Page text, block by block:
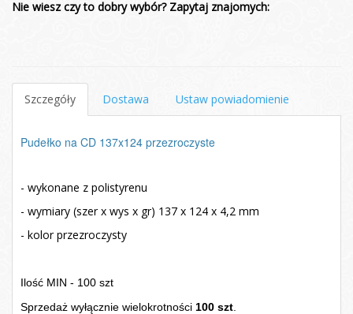
Nie wiesz czy to dobry wybór? Zapytaj znajomych:
Szczegóły Dostawa Ustaw powiadomienie
Pudełko na CD 137x124 przezroczyste
- wykonane z polistyrenu
- wymiary (szer x wys x gr) 137 x 124 x 4,2 mm
- kolor przezroczysty
Ilość MIN - 100 szt
Sprzedaż wyłącznie wielokrotności 100 szt